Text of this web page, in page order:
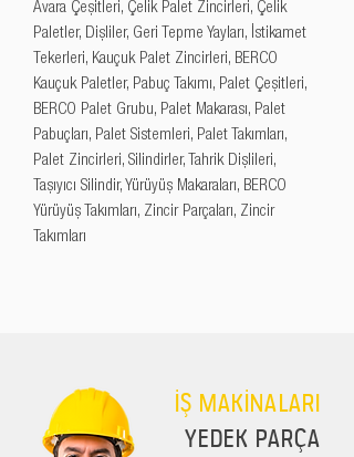
Avara Çeşitleri, Çelik Palet Zincirleri, Çelik
Paletler, Dişliler, Geri Tepme Yayları, İstikamet
Tekerleri, Kauçuk Palet Zincirleri, BERCO
Kauçuk Paletler, Pabuç Takımı, Palet Çeşitleri,
BERCO Palet Grubu, Palet Makarası, Palet
Pabuçları, Palet Sistemleri, Palet Takımları,
Palet Zincirleri, Silindirler, Tahrik Dişlileri,
Taşıyıcı Silindir, Yürüyüş Makaraları, BERCO
Yürüyüş Takımları, Zincir Parçaları, Zincir
Takımları
İŞ MAKİNALARI
YEDEK PARÇA